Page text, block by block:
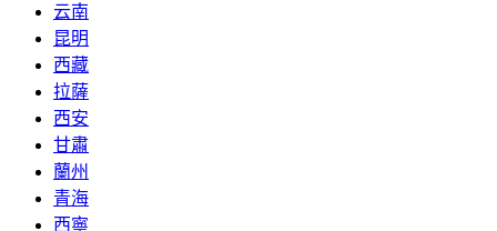
云南
昆明
西藏
拉薩
西安
甘肅
蘭州
青海
西寧